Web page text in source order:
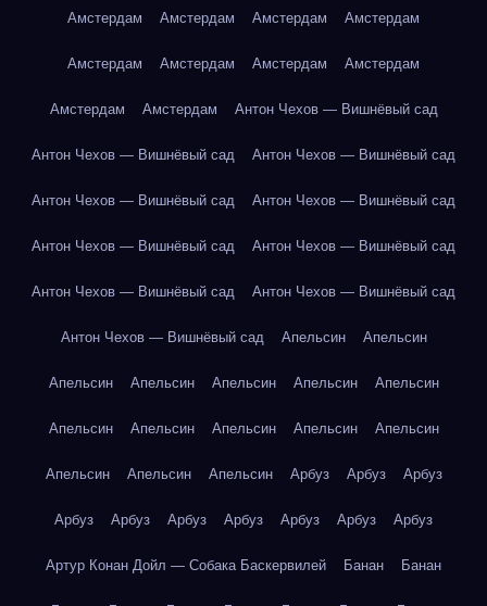
Амстердам Амстердам Амстердам Амстердам
Амстердам Амстердам Амстердам Амстердам
Амстердам Амстердам Антон Чехов — Вишнёвый сад
Антон Чехов — Вишнёвый сад Антон Чехов — Вишнёвый сад
Антон Чехов — Вишнёвый сад Антон Чехов — Вишнёвый сад
Антон Чехов — Вишнёвый сад Антон Чехов — Вишнёвый сад
Антон Чехов — Вишнёвый сад Антон Чехов — Вишнёвый сад
Антон Чехов — Вишнёвый сад Апельсин Апельсин
Апельсин Апельсин Апельсин Апельсин Апельсин
Апельсин Апельсин Апельсин Апельсин Апельсин
Апельсин Апельсин Апельсин Арбуз Арбуз Арбуз
Арбуз Арбуз Арбуз Арбуз Арбуз Арбуз Арбуз
Артур Конан Дойл — Собака Баскервилей Банан Банан